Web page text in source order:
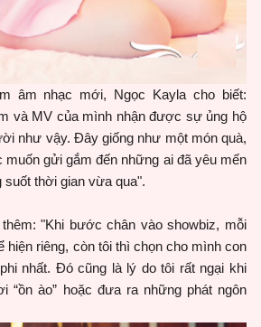
âm nhạc mới, Ngọc Kayla cho biết:
và MV của mình nhận được sự ủng hộ
như vậy. Đây giống như một món quà,
muốn gửi gắm đến những ai đã yêu mến
thời gian vừa qua".
"Khi bước chân vào showbiz, mỗi
hiện riêng, còn tôi thì chọn cho mình con
nhất. Đó cũng là lý do tôi rất ngại khi
“ồn ào” hoặc đưa ra những phát ngôn